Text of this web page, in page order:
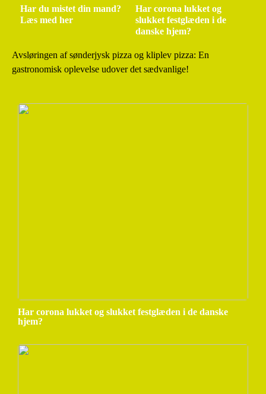
Har du mistet din mand?
Læs med her
Har corona lukket og
slukket festglæden i de
danske hjem?
Avsløringen af sønderjysk pizza og kliplev pizza: En
gastronomisk oplevelse udover det sædvanlige!
Har corona lukket og slukket festglæden i de danske
hjem?